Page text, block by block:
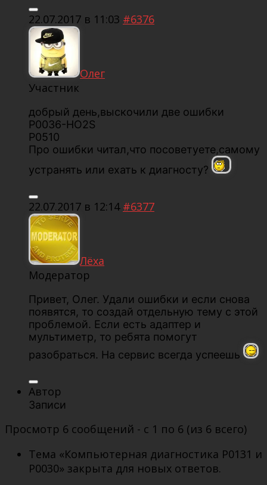
22.07.2017 в 11:03 #6376
Олег
Участник
добрый день,выскочили две ошибки
Р0036-НО2S
P0510
Про ошибки читал,что посоветуете,самому
устранять или ехать к диагносту?
22.07.2017 в 12:14 #6377
Лёха
Модератор
Привет, Олег. Удали ошибки и если снова
появятся, то создай отдельную тему с этой
проблемой. Если есть адаптер и
мультиметр, то ребята помогут
разобраться. На сервис всегда успеешь
Автор
Записи
Просмотр 6 сообщений - с 1 по 6 (из 6 всего)
Тема «Компьютерная диагностика P0131 и
Р0030» закрыта для новых ответов.